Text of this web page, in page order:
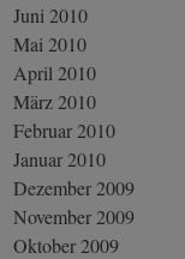
Juni 2010
Mai 2010
April 2010
März 2010
Februar 2010
Januar 2010
Dezember 2009
November 2009
Oktober 2009